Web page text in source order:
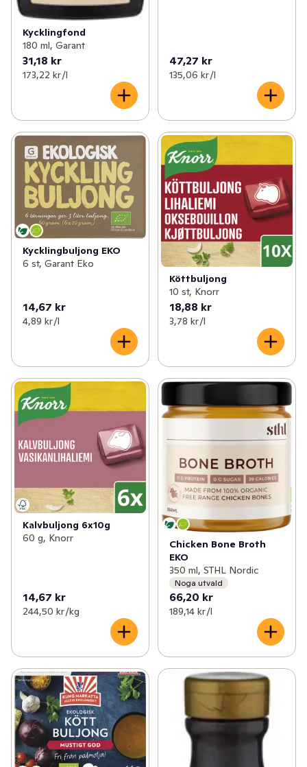
Kycklingfond
180 ml, Garant
31,18 kr
173,22 kr /l
47,27 kr
135,06 kr /l
Kycklingbuljong EKO
6 st, Garant Eko
14,67 kr
4,89 kr /l
Köttbuljong
10 st, Knorr
18,88 kr
3,78 kr /l
Kalvbuljong 6x10g
60 g, Knorr
14,67 kr
244,50 kr /kg
Chicken Bone Broth
EKO
350 ml, STHL Nordic
Noga utvald
66,20 kr
189,14 kr /l